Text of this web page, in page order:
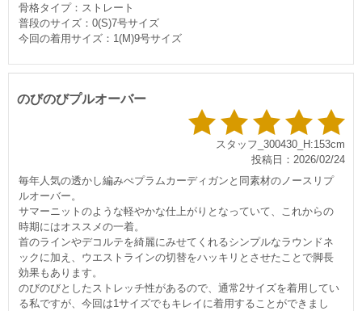
骨格タイプ：ストレート
普段のサイズ：0(S)7号サイズ
今回の着用サイズ：1(M)9号サイズ
のびのびプルオーバー
スタッフ_300430_H:153cm
投稿日：2026/02/24
毎年人気の透かし編みぺプラムカーディガンと同素材のノースリプ
ルオーバー。
サマーニットのような軽やかな仕上がりとなっていて、これからの
時期にはオススメの一着。
首のラインやデコルテを綺麗にみせてくれるシンプルなラウンドネ
ックに加え、ウエストラインの切替をハッキリとさせたことで脚長
効果もあります。
のびのびとしたストレッチ性があるので、通常2サイズを着用してい
る私ですが、今回は1サイズでもキレイに着用することができまし